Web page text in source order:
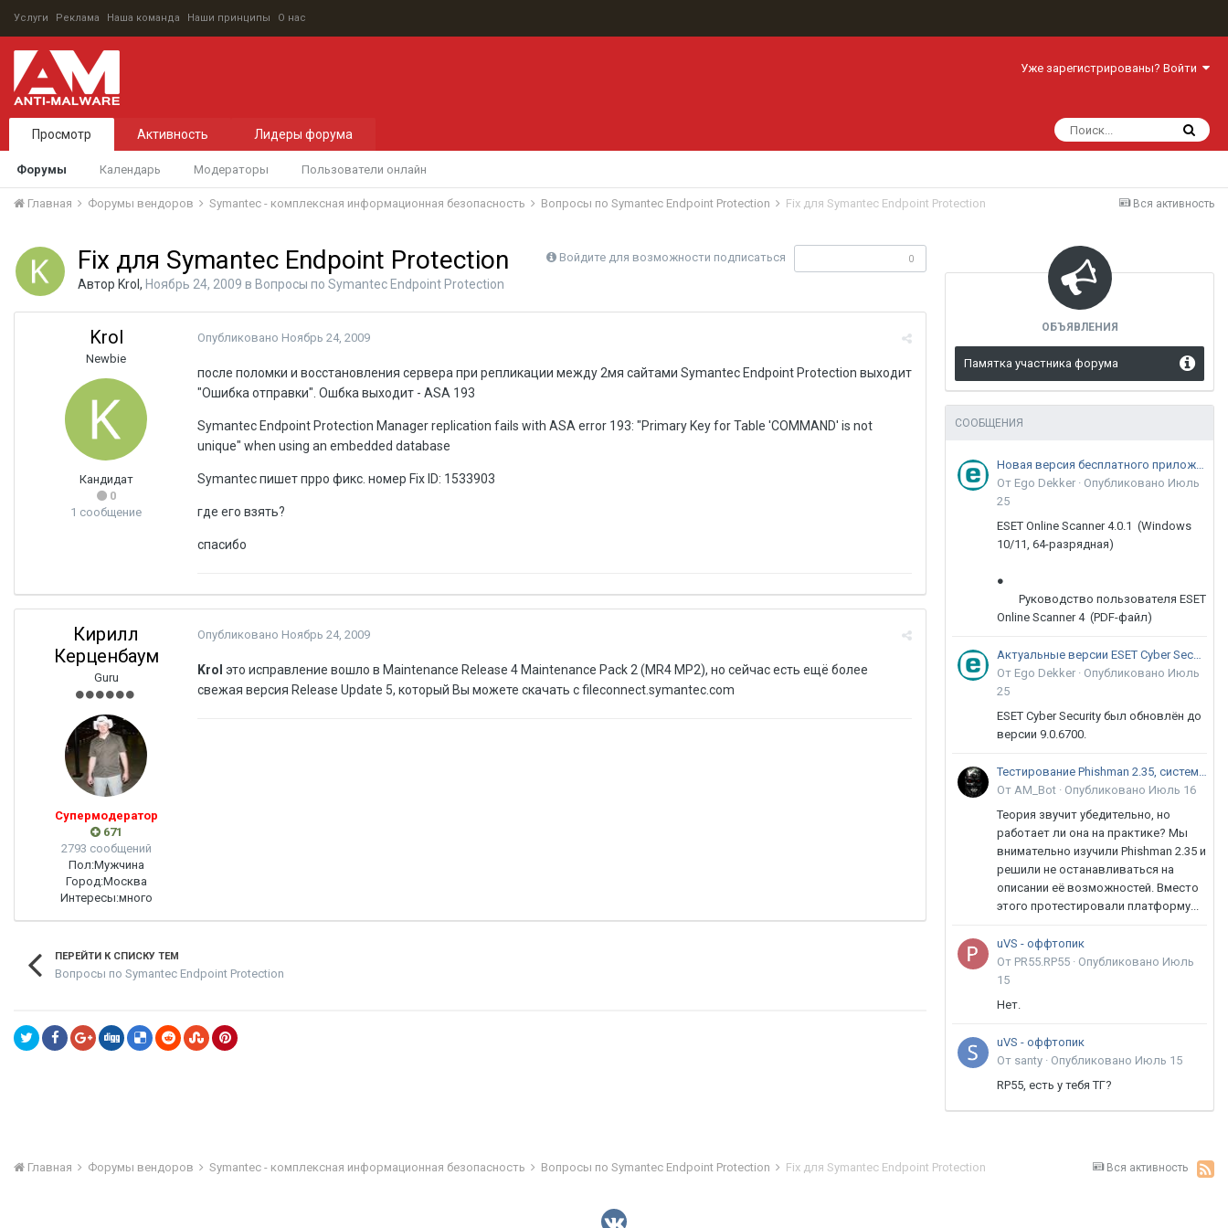
Услуги Реклама Наша команда Наши принципы О нас
Уже зарегистрированы? Войти
Просмотр
Форумы Календарь Модераторы Пользователи онлайн
Активность Лидеры форума
Вся активность
Главная Форумы вендоров Symantec - комплексная информационная безопасность Вопросы по Symantec Endpoint Protection Fix для Symantec Endpoint Protection
Войдите для возможности подписаться 0
Fix для Symantec Endpoint Protection
Автор Krol , Ноябрь 24, 2009 в Вопросы по Symantec Endpoint Protection
Krol
Newbie
Кандидат
0
1 сообщение
Опубликовано Ноябрь 24, 2009
после поломки и восстановления сервера при репликации между 2мя сайтами Symantec Endpoint Protection выходит
"Ошибка отправки". Ошбка выходит - ASA 193
Symantec Endpoint Protection Manager replication fails with ASA error 193: "Primary Key for Table 'COMMAND' is not
unique" when using an embedded database
Symantec пишет прро фикс. номер Fix ID: 1533903
где его взять?
спасибо
Кирилл
Керценбаум
Guru
Супермодератор
671
2793 сообщений
Пол:Мужчина
Город:Москва
Интересы:много
Опубликовано Ноябрь 24, 2009
Krol это исправление вошло в Maintenance Release 4 Maintenance Pack 2 (MR4 MP2), но сейчас есть ещё более
свежая версия Release Update 5, который Вы можете скачать с fileconnect.symantec.com
ПЕРЕЙТИ К СПИСКУ ТЕМ
Вопросы по Symantec Endpoint Protection
ОБЪЯВЛЕНИЯ
Памятка участника форума
СООБЩЕНИЯ
Новая версия бесплатного приложения ESET Online Scanner доступна пользователям
От Ego Dekker · Опубликовано Июль
25
ESET Online Scanner 4.0.1 (Windows
10/11, 64-разрядная)
●
Руководство пользователя ESET
Online Scanner 4 (PDF-файл)
Актуальные версии ESET Cyber Security 9
От Ego Dekker · Опубликовано Июль
25
ESET Cyber Security был обновлён до
версии 9.0.6700.
Тестирование Phishman 2.35, системы повышения осведомлённости пользователей в сфере ИБ
От AM_Bot · Опубликовано Июль 16
Теория звучит убедительно, но
работает ли она на практике? Мы
внимательно изучили Phishman 2.35 и
решили не останавливаться на
описании её возможностей. Вместо
этого протестировали платформу...
uVS - оффтопик
От PR55.RP55 · Опубликовано Июль
15
Нет.
uVS - оффтопик
От santy · Опубликовано Июль 15
RP55, есть у тебя ТГ?
Вся активность
Главная Форумы вендоров Symantec - комплексная информационная безопасность Вопросы по Symantec Endpoint Protection Fix для Symantec Endpoint Protection